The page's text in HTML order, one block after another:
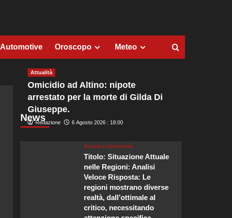
Automotive Oroscopo Meteo
News
Attualità
Omicidio ad Altino: nipote
arrestato per la morte di Gilda Di
Giuseppe.
Redazione 6 Agosto 2026 : 18:00
Scuola e Università
Titolo: Situazione Attuale
nelle Regioni: Analisi
Veloce Risposta: Le
regioni mostrano diverse
realtà, dall’ottimale al
critico, necessitando